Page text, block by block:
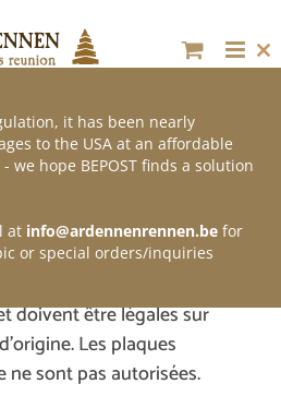
éligible ?
doivent être légales sur
Les plaques
sont pas autorisées.
it has been nearly
to the USA at an affordable
we hope BEPOST finds a solution
at info@ardennenrennen.be for
or special orders/inquiries